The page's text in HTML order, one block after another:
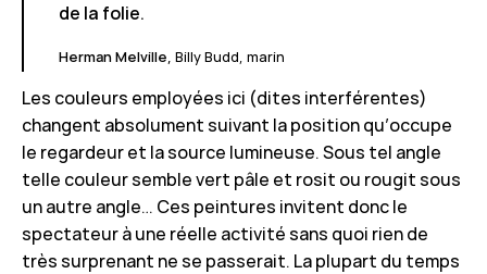
de la folie.
Herman Melville, Billy Budd, marin
Les couleurs employées ici (dites interférentes)
changent absolument suivant la position qu’occupe
le regardeur et la source lumineuse. Sous tel angle
telle couleur semble vert pâle et rosit ou rougit sous
un autre angle… Ces peintures invitent donc le
spectateur à une réelle activité sans quoi rien de
très surprenant ne se passerait. La plupart du temps